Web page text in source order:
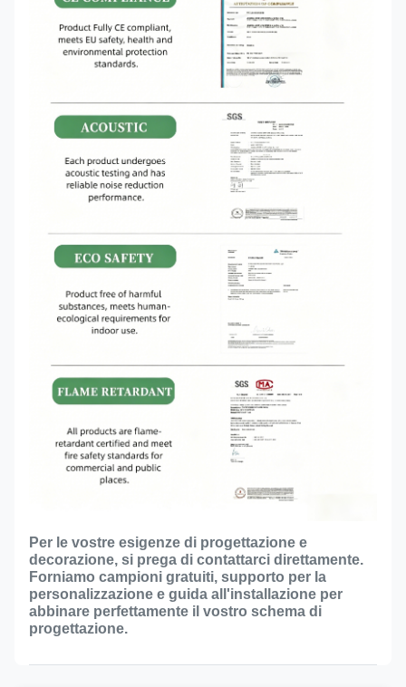
Per le vostre esigenze di progettazione e
decorazione, si prega di contattarci direttamente.
Forniamo campioni gratuiti, supporto per la
personalizzazione e guida all'installazione per
abbinare perfettamente il vostro schema di
progettazione.